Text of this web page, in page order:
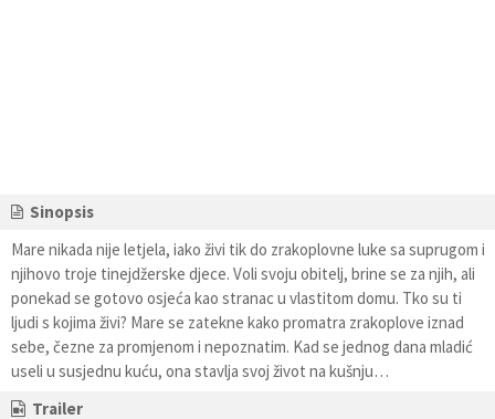
Sinopsis
Mare nikada nije letjela, iako živi tik do zrakoplovne luke sa suprugom i
njihovo troje tinejdžerske djece. Voli svoju obitelj, brine se za njih, ali
ponekad se gotovo osjeća kao stranac u vlastitom domu. Tko su ti
ljudi s kojima živi? Mare se zatekne kako promatra zrakoplove iznad
sebe, čezne za promjenom i nepoznatim. Kad se jednog dana mladić
useli u susjednu kuću, ona stavlja svoj život na kušnju…
Trailer